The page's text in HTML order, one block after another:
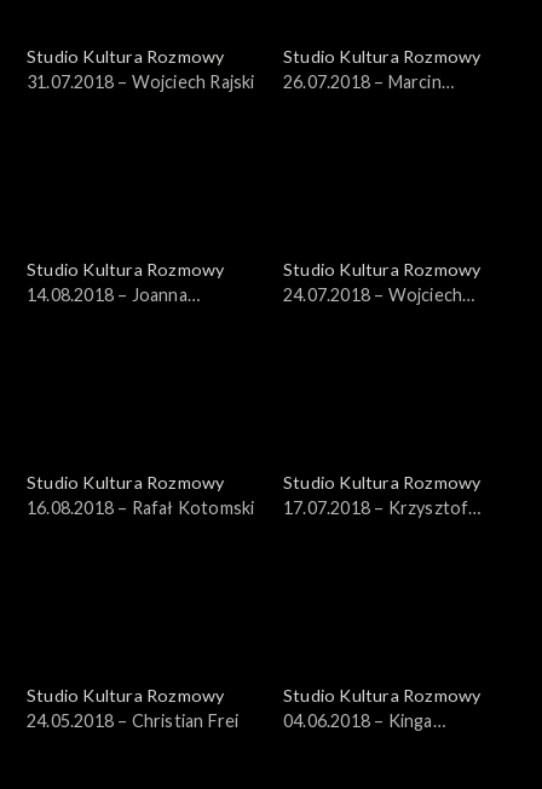
Studio Kultura Rozmowy
31.07.2018 – Wojciech Rajski
Studio Kultura Rozmowy
26.07.2018 – Marcin
Studio Kultura Rozmowy
14.08.2018 – Joanna
Studio Kultura Rozmowy
24.07.2018 – Wojciech
Studio Kultura Rozmowy
16.08.2018 – Rafał Kotomski
Studio Kultura Rozmowy
17.07.2018 – Krzysztof
Studio Kultura Rozmowy
24.05.2018 – Christian Frei
Studio Kultura Rozmowy
04.06.2018 – Kinga